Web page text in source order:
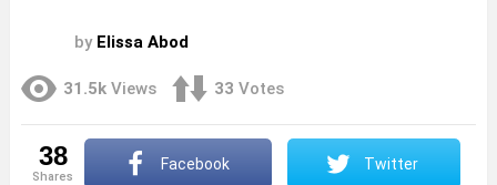
by Elissa Abod
31.5k Views 33 Votes
38
shares
Facebook Twitter